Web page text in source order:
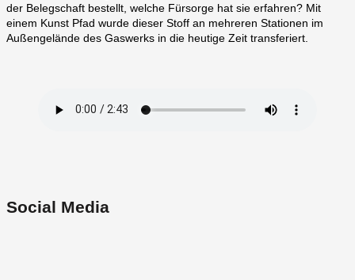
der Belegschaft bestellt, welche Fürsorge hat sie erfahren? Mit
einem Kunst Pfad wurde dieser Stoff an mehreren Stationen im
Außengelände des Gaswerks in die heutige Zeit transferiert.
Social Media